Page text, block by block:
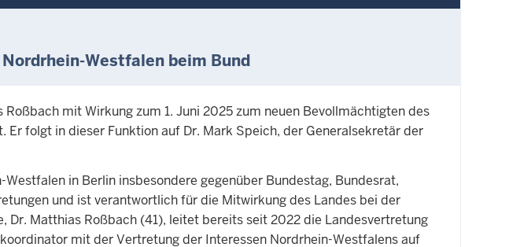
Westfalen beim Bund
mit Wirkung zum 1. Juni 2025 zum neuen Bevollmächtigten des
folgt in dieser Funktion auf Dr. Mark Speich, der Generalsekretär der
in Berlin insbesondere gegenüber Bundestag, Bundesrat,
und ist verantwortlich für die Mitwirkung des Landes bei der
Dr. Matthias Roßbach (41), leitet bereits seit 2022 die Landesvertretung
mit der Vertretung der Interessen Nordrhein-Westfalens auf